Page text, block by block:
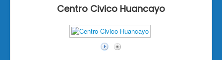
Centro Civico Huancayo